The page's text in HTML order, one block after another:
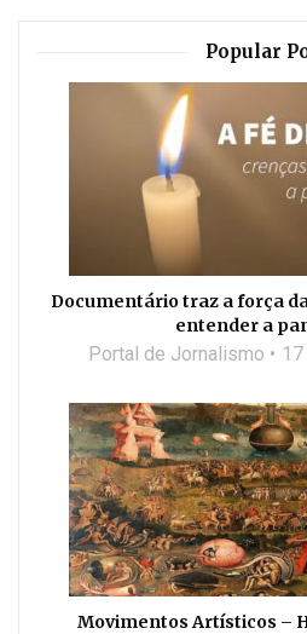
Popular
Documentário traz a força
entender a
Portal de Jornalismo
Movimentos Artísticos –